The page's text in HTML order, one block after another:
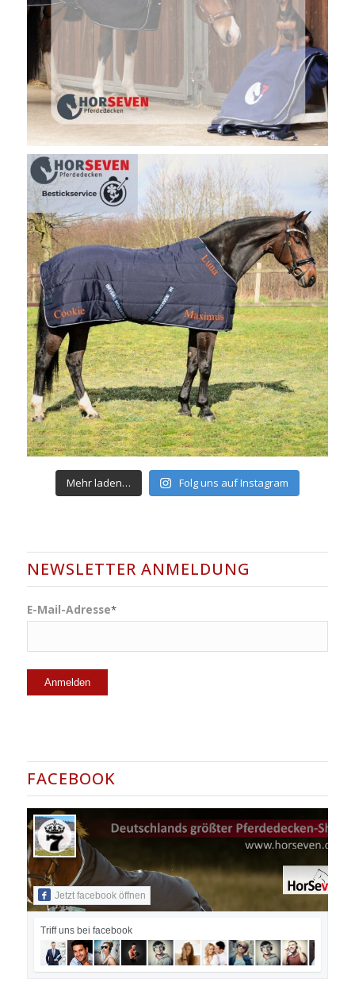
Mehr laden… Folg uns auf Instagram
NEWSLETTER ANMELDUNG
E-Mail-Adresse*
FACEBOOK
Jetzt facebook öffnen
Triff uns bei facebook